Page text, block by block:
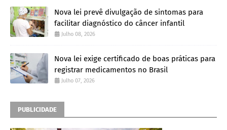
Nova lei prevê divulgação de sintomas para
facilitar diagnóstico do câncer infantil
Julho 08, 2026
Nova lei exige certificado de boas práticas para
registrar medicamentos no Brasil
Julho 07, 2026
PUBLICIDADE